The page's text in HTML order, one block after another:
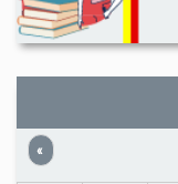
« Önceki